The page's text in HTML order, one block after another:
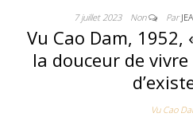
7 juillet 2023 Non Par
Vu Cao Dam,
la douceur de
Vu Cao